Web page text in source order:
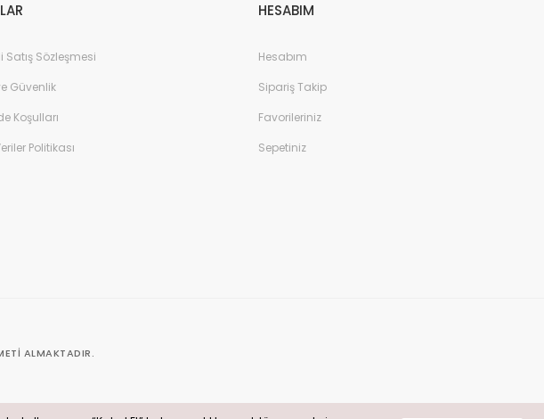
Satış Sözleşmesi
Güvenlik
Koşulları
Politikası
HESABIM
Hesabım
Sipariş Takip
Favorileriniz
Sepetiniz
ALMAKTADIR.